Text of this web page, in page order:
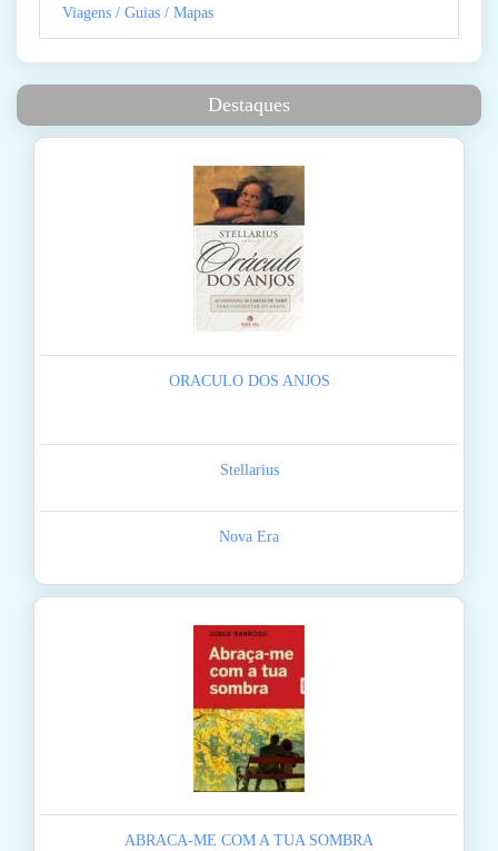
Viagens / Guias / Mapas
Destaques
ORACULO DOS ANJOS
Stellarius
Nova Era
ABRACA-ME COM A TUA SOMBRA